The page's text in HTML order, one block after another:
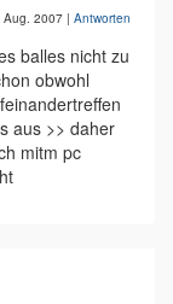
Aug. 2007 | Antworten
balles nicht zu
obwohl
aus >> daher
mitm pc